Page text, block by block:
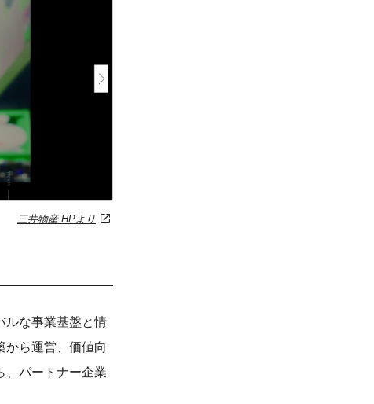
三井物産 HPより
ルな事業基盤と情
から運営、価値向
、パートナー企業